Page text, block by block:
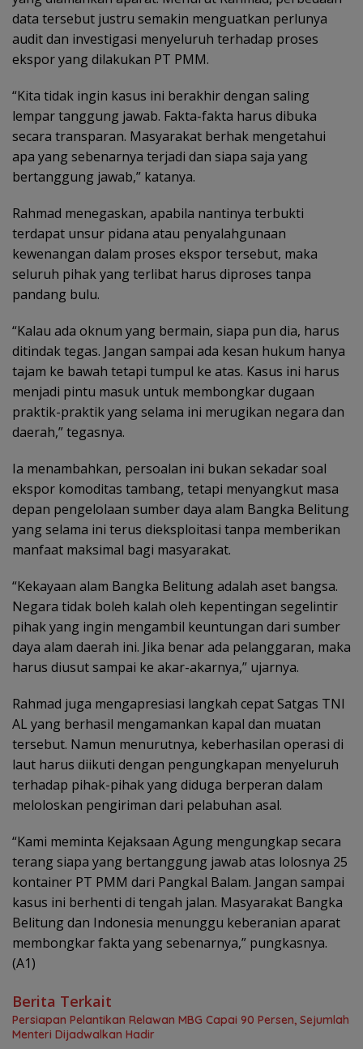
data tersebut justru semakin menguatkan perlunya
audit dan investigasi menyeluruh terhadap proses
ekspor yang dilakukan PT PMM.
“Kita tidak ingin kasus ini berakhir dengan saling
lempar tanggung jawab. Fakta-fakta harus dibuka
secara transparan. Masyarakat berhak mengetahui
apa yang sebenarnya terjadi dan siapa saja yang
bertanggung jawab,” katanya.
Rahmad menegaskan, apabila nantinya terbukti
terdapat unsur pidana atau penyalahgunaan
kewenangan dalam proses ekspor tersebut, maka
seluruh pihak yang terlibat harus diproses tanpa
pandang bulu.
“Kalau ada oknum yang bermain, siapa pun dia, harus
ditindak tegas. Jangan sampai ada kesan hukum hanya
tajam ke bawah tetapi tumpul ke atas. Kasus ini harus
menjadi pintu masuk untuk membongkar dugaan
praktik-praktik yang selama ini merugikan negara dan
daerah,” tegasnya.
Ia menambahkan, persoalan ini bukan sekadar soal
ekspor komoditas tambang, tetapi menyangkut masa
depan pengelolaan sumber daya alam Bangka Belitung
yang selama ini terus dieksploitasi tanpa memberikan
manfaat maksimal bagi masyarakat.
“Kekayaan alam Bangka Belitung adalah aset bangsa.
Negara tidak boleh kalah oleh kepentingan segelintir
pihak yang ingin mengambil keuntungan dari sumber
daya alam daerah ini. Jika benar ada pelanggaran, maka
harus diusut sampai ke akar-akarnya,” ujarnya.
Rahmad juga mengapresiasi langkah cepat Satgas TNI
AL yang berhasil mengamankan kapal dan muatan
tersebut. Namun menurutnya, keberhasilan operasi di
laut harus diikuti dengan pengungkapan menyeluruh
terhadap pihak-pihak yang diduga berperan dalam
meloloskan pengiriman dari pelabuhan asal.
“Kami meminta Kejaksaan Agung mengungkap secara
terang siapa yang bertanggung jawab atas lolosnya 25
kontainer PT PMM dari Pangkal Balam. Jangan sampai
kasus ini berhenti di tengah jalan. Masyarakat Bangka
Belitung dan Indonesia menunggu keberanian aparat
membongkar fakta yang sebenarnya,” pungkasnya.
(A1)
Berita Terkait
Persiapan Pelantikan Relawan MBG Capai 90 Persen, Sejumlah
Menteri Dijadwalkan Hadir